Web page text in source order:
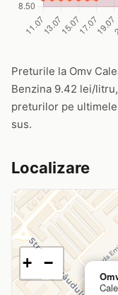
Preturile la Omv
Benzina 9.42 lei/
preturilor pe
sus.
Localizare
+ −